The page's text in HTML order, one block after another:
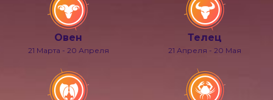
Овен
21 Марта - 20 Апреля
Телец
21 Апреля - 20 Мая